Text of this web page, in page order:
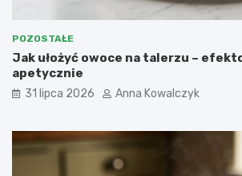
POZOSTAŁE
Jak ułożyć owoce na talerzu –
apetycznie
31 lipca 2026 Anna Kowalczyk